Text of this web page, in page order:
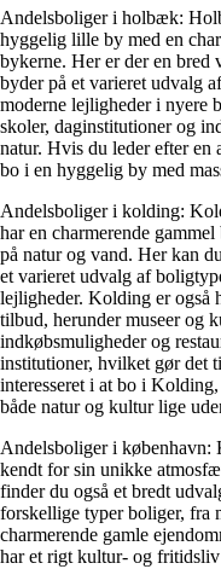
Andelsboliger i holbæk:
hyggelig lille by med en
bykerne. Her er der en
byder på et varieret udvalg
moderne lejligheder i nyere
skoler, daginstitutioner og
natur. Hvis du leder efter
bo i en hyggelig by med
Andelsboliger i kolding:
har en charmerende
på natur og vand. Her kan
et varieret udvalg af
lejligheder. Kolding er også
tilbud, herunder museer og
indkøbsmuligheder og
institutioner, hvilket gør det
interesseret i at bo i
både natur og kultur lige
Andelsboliger i københavn:
kendt for sin unikke
finder du også et bredt
forskellige typer boliger, fra
charmerende gamle
har et rigt kultur- og fritidsliv